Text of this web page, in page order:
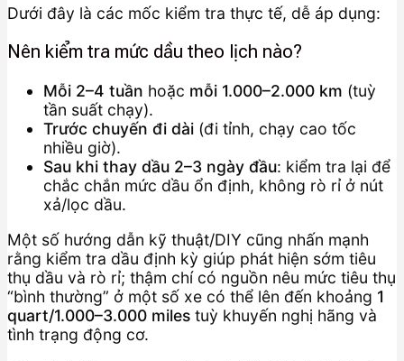
Dưới đây là các mốc kiểm tra thực tế, dễ áp dụng:
Nên kiểm tra mức dầu theo lịch nào?
Mỗi 2–4 tuần hoặc mỗi 1.000–2.000 km (tuỳ
tần suất chạy).
Trước chuyến đi dài (đi tỉnh, chạy cao tốc
nhiều giờ).
Sau khi thay dầu 2–3 ngày đầu: kiểm tra lại để
chắc chắn mức dầu ổn định, không rò rỉ ở nút
xả/lọc dầu.
Một số hướng dẫn kỹ thuật/DIY cũng nhấn mạnh
rằng kiểm tra dầu định kỳ giúp phát hiện sớm tiêu
thụ dầu và rò rỉ; thậm chí có nguồn nêu mức tiêu thụ
“bình thường” ở một số xe có thể lên đến khoảng 1
quart/1.000–3.000 miles tuỳ khuyến nghị hãng và
tình trạng động cơ.